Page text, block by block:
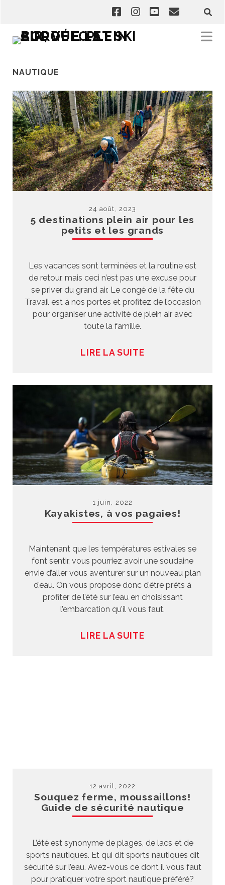
NAUTIQUE
24 août, 2023
5 destinations plein air pour les
petits et les grands
Les vacances sont terminées et la routine est
de retour, mais ceci n’est pas une excuse pour
se priver du grand air. Le congé de la fête du
Travail est à nos portes et profitez de l’occasion
pour organiser une activité de plein air avec
toute la famille.
LIRE LA SUITE
1 juin, 2022
Kayakistes, à vos pagaies!
Maintenant que les températures estivales se
font sentir, vous pourriez avoir une soudaine
envie d’aller vous aventurer sur un nouveau plan
d’eau. On vous propose donc d’être prêts à
profiter de l’été sur l’eau en choisissant
l’embarcation qu’il vous faut.
LIRE LA SUITE
12 avril, 2022
Souquez ferme, moussaillons!
Guide de sécurité nautique
L’été est synonyme de plages, de lacs et de
sports nautiques. Et qui dit sports nautiques dit
sécurité sur l’eau. Avez-vous ce dont il vous faut
pour pratiquer votre sport nautique préféré?